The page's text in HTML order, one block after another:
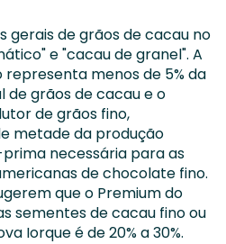
gerais de grãos de cacau no
e "cacau de granel". A
menos de 5% da
de grãos de cacau e o
de grãos fino,
metade da produção
necessária para as
de chocolate fino.
que o Premium do
sementes de cacau fino ou
Iorque é de 20% a 30%.